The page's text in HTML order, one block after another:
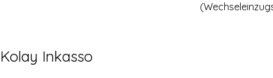
Kolay Inkasso